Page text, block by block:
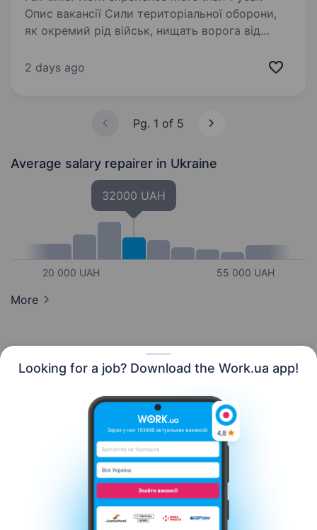
Looking for a job? Download the Work.ua app!
Опис вакансії Сили територіальної оборони,
як окремий рід військ, нищать ворога від
Підрозділи розширюються, тому шукаємо
2 days ago
Pg. 1 of 5
Average salary repairer in Ukraine
20 000 UAH
32000 UAH
55 000 UAH
More
Contact us About us
Сareer
Help Terms of use